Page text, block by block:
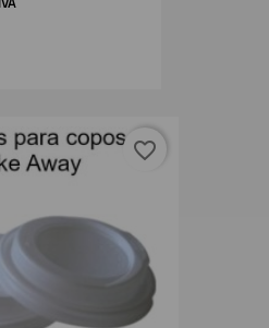
favorite_border